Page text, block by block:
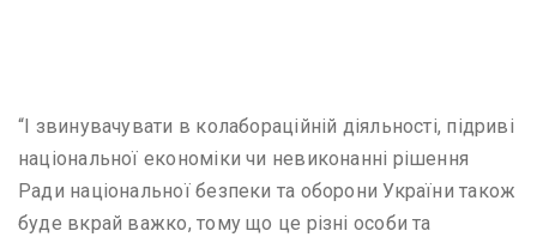
“І звинувачувати в колабораційній діяльності, підриві
національної економіки чи невиконанні рішення
Ради національної безпеки та оборони України також
буде вкрай важко, тому що це різні особи та